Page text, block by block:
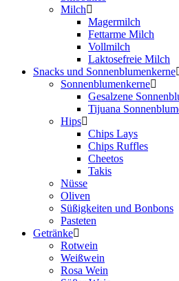
Milch
Magermilch
Fettarme Milch
Vollmilch
Laktosefreie Milch
Snacks und Sonnenblumenkerne
Sonnenblumenkerne
Gesalzene
Tijuana
Hips
Chips Lays
Chips Ruffles
Cheetos
Takis
Nüsse
Oliven
Süßigkeiten und Bonbons
Pasteten
Getränke
Rotwein
Weißwein
Rosa Wein